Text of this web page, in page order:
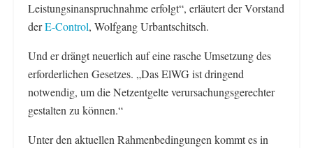
Leistungsinanspruchnahme erfolgt“, erläutert der Vorstand
derE-Control, Wolfgang Urbantschitsch.
Und er drängt neuerlich auf eine rasche Umsetzung des
erforderlichen Gesetzes. „Das ElWG ist dringend
notwendig, um die Netzentgelte verursachungsgerechter
gestalten zu können.“
Unter den aktuellen Rahmenbedingungen kommt es in